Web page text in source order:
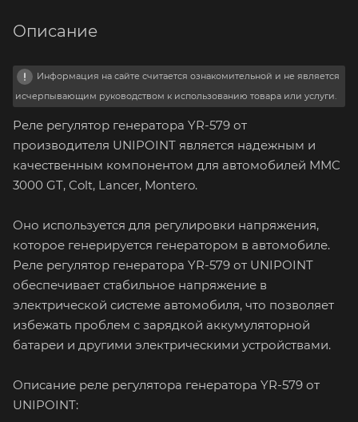
Описание
Информация на сайте считается ознакомительной и не является
исчерпывающим руководством к использованию товара или услуги.
Реле регулятор генератора YR-579 от
производителя UNIPOINT является надежным и
качественным компонентом для автомобилей MMC
3000 GT, Colt, Lancer, Montero.
Оно используется для регулировки напряжения,
которое генерируется генератором в автомобиле.
Реле регулятор генератора YR-579 от UNIPOINT
обеспечивает стабильное напряжение в
электрической системе автомобиля, что позволяет
избежать проблем с зарядкой аккумуляторной
батареи и другими электрическими устройствами.
Описание реле регулятора генератора YR-579 от
UNIPOINT: